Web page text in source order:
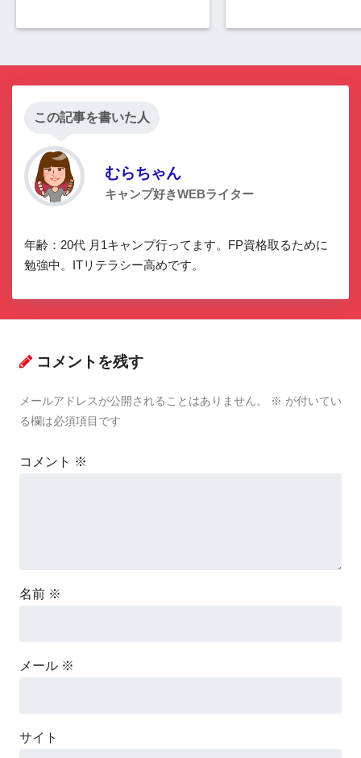
この記事を書いた人
むらちゃん
キャンプ好きWEBライター
年齢：20代 月1キャンプ行ってます。FP資格取るために
勉強中。ITリテラシー高めです。
コメントを残す
メールアドレスが公開されることはありません。 ※ が付いてい
る欄は必須項目です
コメント ※
名前 ※
メール ※
サイト